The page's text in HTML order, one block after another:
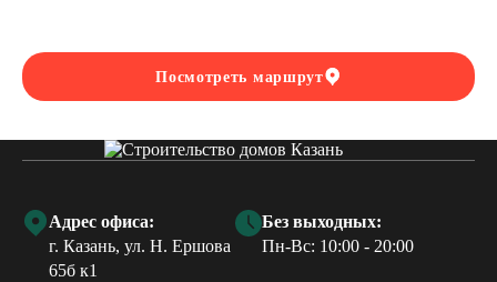
Посмотреть маршрут
Адрес офиса:
г. Казань, ул. Н. Ершова
65б к1
Без выходных:
Пн-Вс: 10:00 - 20:00